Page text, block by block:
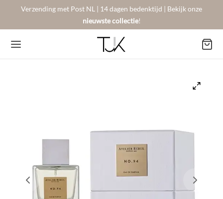
Verzending met Post NL | 14 dagen bedenktijd | Bekijk onze
nieuwste collectie!
Favorites